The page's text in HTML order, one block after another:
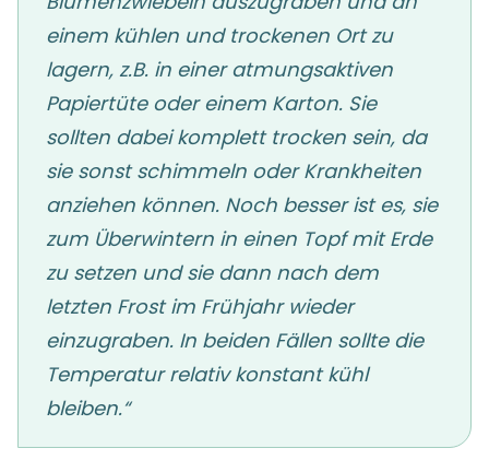
einem kühlen und trockenen Ort zu
lagern, z.B. in einer atmungsaktiven
Papiertüte oder einem Karton. Sie
sollten dabei komplett trocken sein, da
sie sonst schimmeln oder Krankheiten
anziehen können. Noch besser ist es, sie
zum Überwintern in einen Topf mit Erde
zu setzen und sie dann nach dem
letzten Frost im Frühjahr wieder
einzugraben. In beiden Fällen sollte die
Temperatur relativ konstant kühl
bleiben.“